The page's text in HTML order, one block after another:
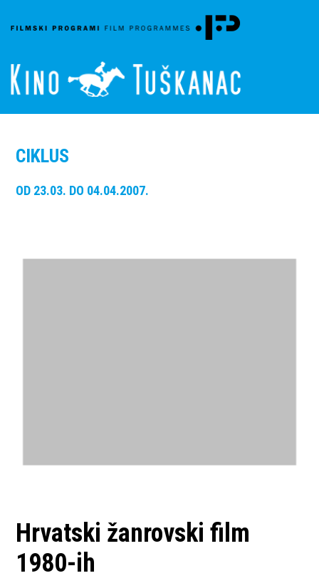
CIKLUS
OD 23.03. DO 04.04.2007.
Hrvatski žanrovski film
1980-ih